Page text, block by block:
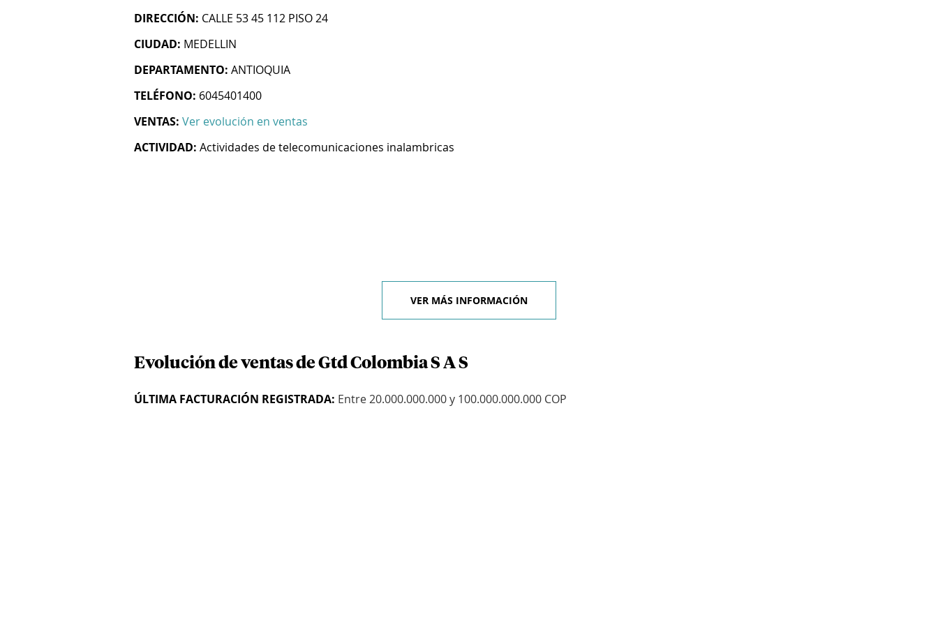
DIRECCIÓN: CALLE 53 45 112 PISO 24
CIUDAD: MEDELLIN
DEPARTAMENTO: ANTIOQUIA
TELÉFONO: 6045401400
VENTAS: Ver evolución en ventas
ACTIVIDAD: Actividades de telecomunicaciones inalambricas
VER MÁS INFORMACIÓN
Evolución de ventas de Gtd Colombia S A S
ÚLTIMA FACTURACIÓN REGISTRADA: Entre 20.000.000.000 y 100.000.000.000 COP